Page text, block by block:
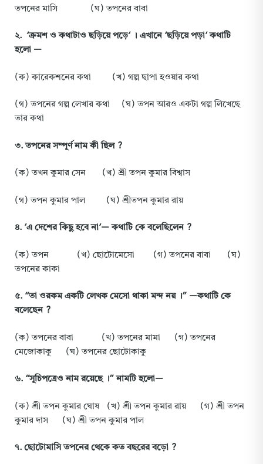
তপনের মাসি (ঘ) তপনের বাবা
২. ‘ক্রমশ ও কথাটাও ছড়িয়ে পড়ে‘ । এখানে‘ছড়িয়ে পড়া‘কথাটি
হলো —
(ক) কারেকশনের কথা (খ) গল্প ছাপা হওয়ার কথা
(গ) তপনের গল্প লেখার কথা (ঘ) তপন আরও একটা গল্প লিখেছে
তার কথা
৩.তপনের সম্পূর্ণ নাম কী ছিল?
(ক) তখন কুমার সেন (খ) শ্রী তপন কুমার বিশ্বাস
(গ) তপন কুমার পাল (ঘ) শ্রীতপন কুমার রায়
৪. ‘এ দেশের কিছু হবে না‘—কথাটি কে বলেছিলেন?
(ক) তপন (খ) ছোটোমেসো (গ) তপনের বাবা (ঘ)
তপনের কাকা
৫. “তা ওরকম একটি লেখক মেসো থাকা মন্দ নয়।” —কথাটি কে
বলেছেন?
(ক) তপনের বাবা (খ) তপনের মামা (গ) তপনের
মেজোকাকু (ঘ) তপনের ছোটোকাকু
৬. “সূচিপত্রেও নাম রয়েছে।”নামটি হলো—
(ক) শ্রী তপন কুমার ঘোষ (খ) শ্রী তপন কুমার রায় (গ) শ্রী তপন
কুমার দাস (ঘ) শ্রী তপন কুমার পাল
৭. ছোটোমাসি তপনের থেকে কত বছরের বড়ো ?